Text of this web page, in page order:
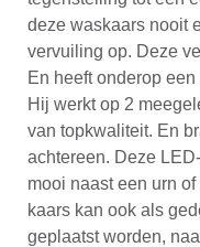
deze waskaars nooit
vervuiling op. Deze
En heeft onderop
Hij werkt op 2
van topkwaliteit. En
achtereen. Deze
mooi naast een urn
kaars kan ook als
geplaatst worden,